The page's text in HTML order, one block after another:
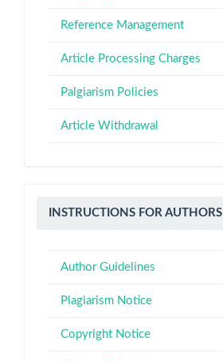
Reference Management
Article Processing Charges
Palgiarism Policies
Article Withdrawal
Instructions
Authors
INSTRUCTIONS FOR AUTHORS
Author Guidelines
Plagiarism Notice
Copyright Notice